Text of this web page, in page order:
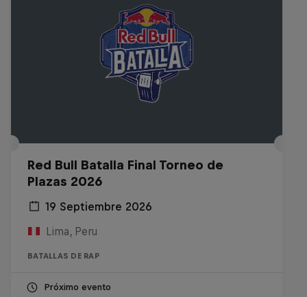
Red Bull Batalla Final Torneo de
Plazas 2026
19 Septiembre 2026
Lima, Peru
BATALLAS DE RAP
Próximo evento